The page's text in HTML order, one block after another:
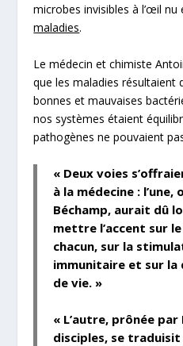
microbes invisibles à l’œil
maladies.
Le médecin et chimiste
que les maladies résultaient
bonnes et mauvaises
nos systèmes étaient
pathogènes ne pouvaient
« Deux voies
à la médecine :
Béchamp, aurait dû
mettre l’accent sur le
chacun, sur la
immunitaire et sur la
de vie. »
« L’autre, prônée
disciples, se